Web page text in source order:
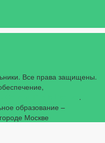
Все права защищены.
.
образование –
Москве